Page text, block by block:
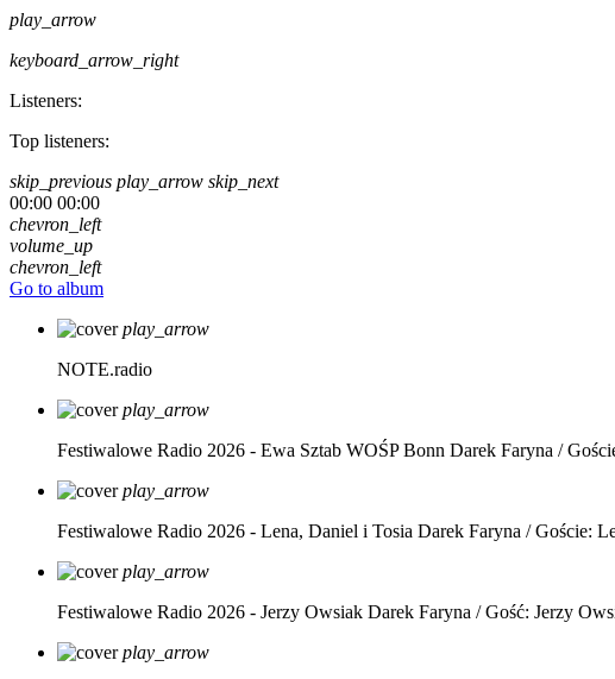
play_arrow
keyboard_arrow_right
Listeners:
Top listeners:
skip_previous play_arrow skip_next
00:00 00:00
chevron_left
volume_up
chevron_left
Go to album
play_arrow
NOTE.radio
play_arrow
Festiwalowe Radio 2026 - Ewa Sztab WOŚP Bonn Darek Faryna /
play_arrow
Festiwalowe Radio 2026 - Lena, Daniel i Tosia Darek Faryna / Goście:
play_arrow
Festiwalowe Radio 2026 - Jerzy Owsiak Darek Faryna / Gość: Jerzy
play_arrow